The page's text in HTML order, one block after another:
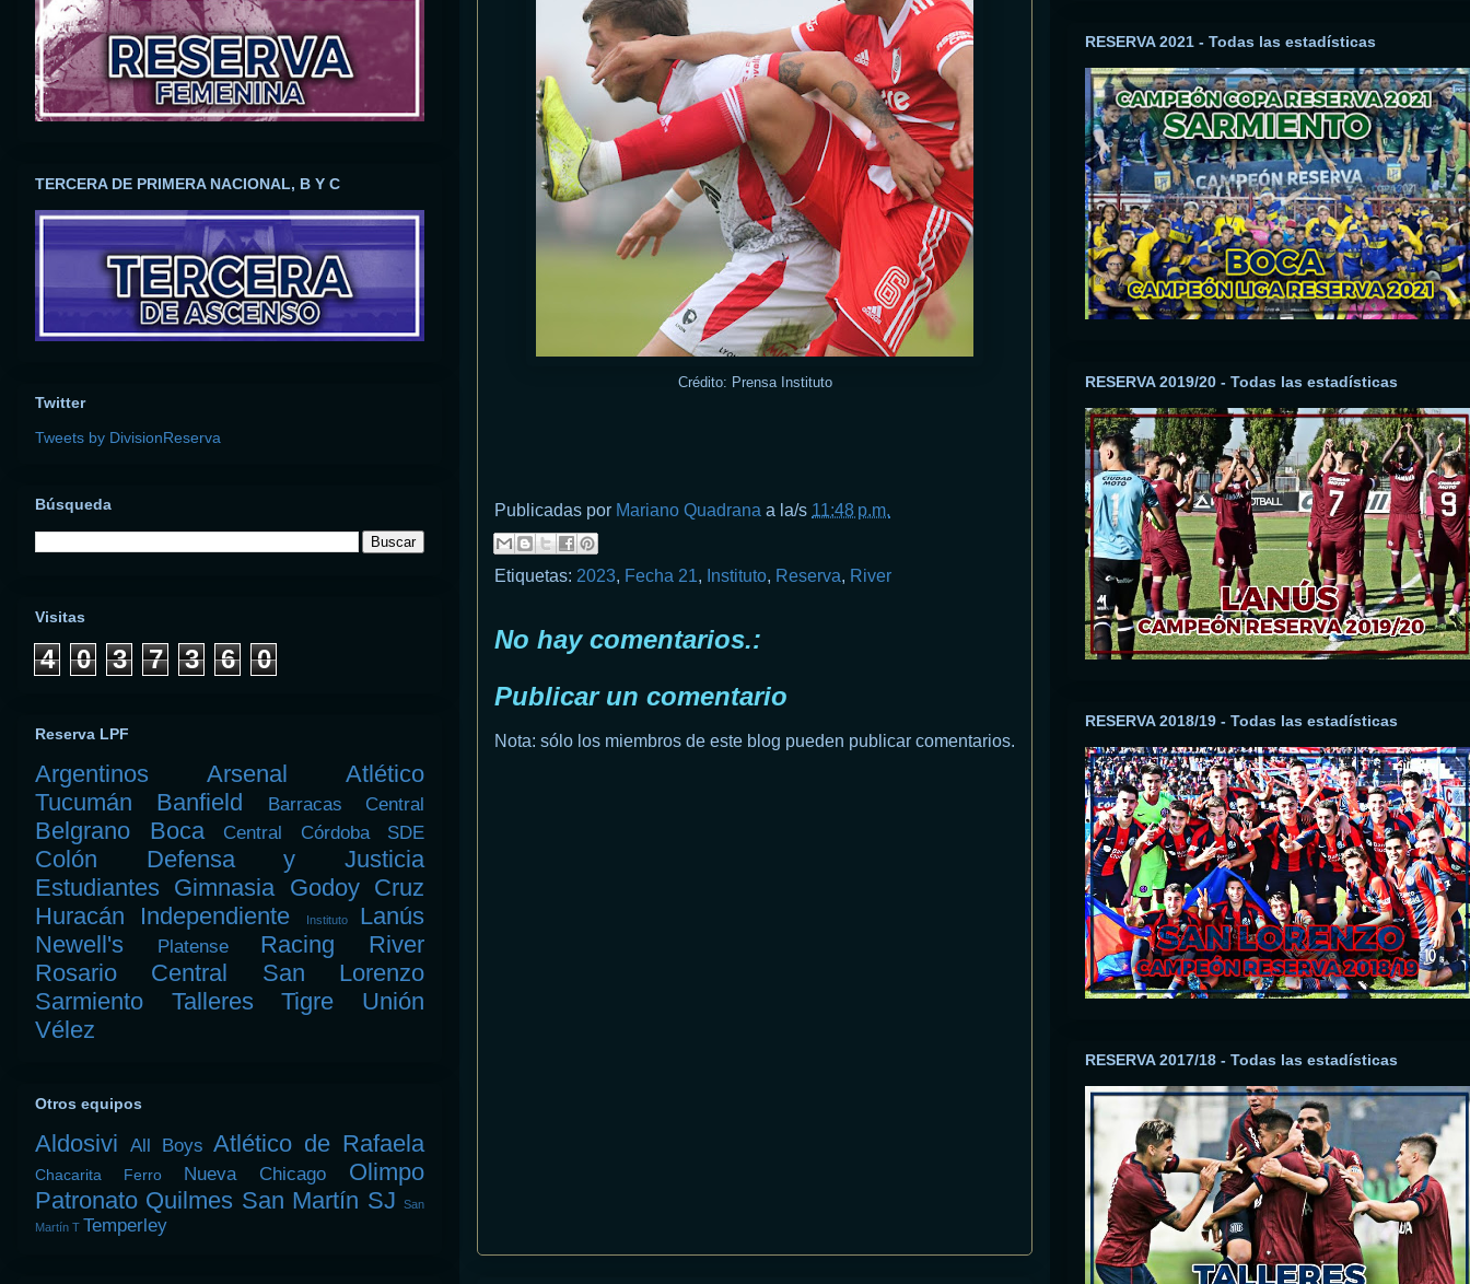
Crédito: Prensa Instituto
Publicadas por Mariano Quadrana a la/s 11:48 p.m.
Etiquetas: 2023, Fecha 21, Instituto, Reserva, River
No hay comentarios.:
Publicar un comentario
Nota: sólo los miembros de este blog pueden publicar comentarios.
TERCERA DE PRIMERA NACIONAL, B Y C
Twitter
Tweets by DivisionReserva
Búsqueda
Visitas
4 0 3 7 3 6 0
Reserva LPF
Argentinos Arsenal
Atlético
Tucumán
Banfield Barracas Central
Belgrano Boca Central Córdoba SDE
Colón
Defensa y Justicia
Estudiantes Gimnasia Godoy Cruz
Huracán
Independiente Instituto
Lanús
Newell's
Platense Racing
River
Rosario Central
San Lorenzo
Sarmiento
Talleres Tigre
Unión
Vélez
Otros equipos
Aldosivi All Boys Atlético de Rafaela
Chacarita Ferro Nueva Chicago
Olimpo
Patronato Quilmes San Martín SJ
San
Martín T Temperley
RESERVA 2021 - Todas las estadísticas
RESERVA 2019/20 - Todas las estadísticas
RESERVA 2018/19 - Todas las estadísticas
RESERVA 2017/18 - Todas las estadísticas